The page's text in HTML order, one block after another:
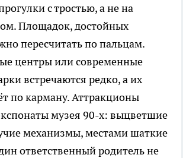
с тростью, а не на
Площадок, достойных
пересчитать по пальцам.
центры или современные
встречаются редко, а их
по карману. Аттракционы
музея 90-х: выцветшие
механизмы, местами шаткие
ответственный родитель не